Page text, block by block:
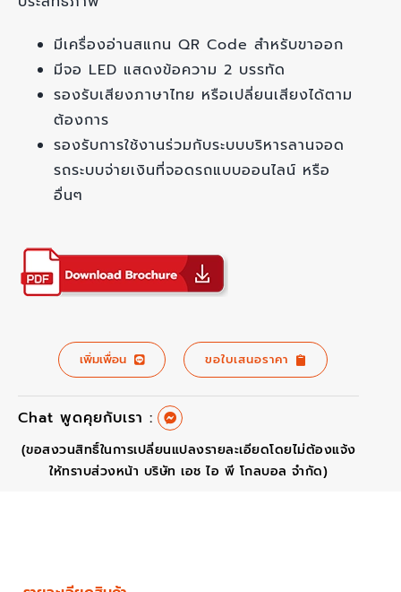
มีเครื่องอ่านสแกน QR Code สำหรับขาออก
มีจอ LED แสดงข้อความ 2 บรรทัด
รองรับเสียงภาษาไทย หรือเปลี่ยนเสียงได้ตาม
ต้องการ
รองรับการใช้งานร่วมกับระบบบริหารลานจอด
รถระบบจ่ายเงินที่จอดรถแบบออนไลน์ หรือ
อื่นๆ
เพิ่มเพื่อน ขอใบเสนอราคา
Chat พูดคุยกับเรา :
(ขอสงวนสิทธิ์ในการเปลี่ยนแปลงรายละเอียดโดยไม่ต้องแจ้ง
ให้ทราบส่วงหน้า บริษัท เอช ไอ พี โกลบอล จำกัด)